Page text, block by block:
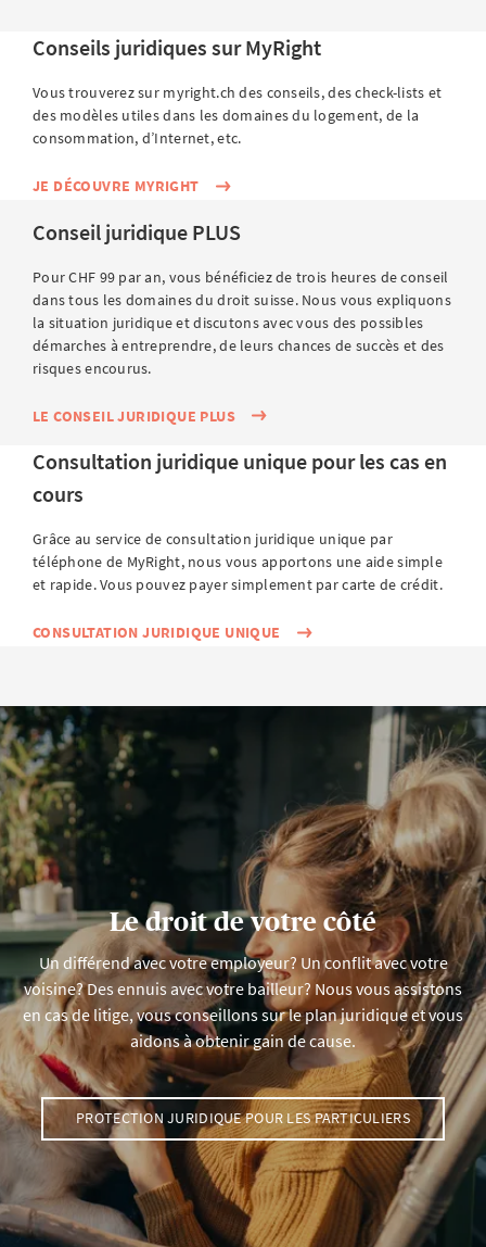
Conseils juridiques sur MyRight
Vous trouverez sur myright.ch des conseils, des check-lists et
des modèles utiles dans les domaines du logement, de la
consommation, d’Internet, etc.
JE DÉCOUVRE MYRIGHT
Conseil juridique PLUS
Pour CHF 99 par an, vous bénéficiez de trois heures de conseil
dans tous les domaines du droit suisse. Nous vous expliquons
la situation juridique et discutons avec vous des possibles
démarches à entreprendre, de leurs chances de succès et des
risques encourus.
LE CONSEIL JURIDIQUE PLUS
Consultation juridique unique pour les cas en
cours
Grâce au service de consultation juridique unique par
téléphone de MyRight, nous vous apportons une aide simple
et rapide. Vous pouvez payer simplement par carte de crédit.
CONSULTATION JURIDIQUE UNIQUE
Le droit de votre côté
Un différend avec votre employeur? Un conflit avec votre
voisine? Des ennuis avec votre bailleur? Nous vous assistons
en cas de litige, vous conseillons sur le plan juridique et vous
aidons à obtenir gain de cause.
PROTECTION JURIDIQUE POUR LES PARTICULIERS